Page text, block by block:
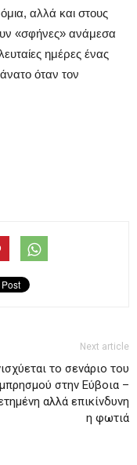
αλλά και στους
«σφήνες» ανάμεσα
ημέρες ένας
όταν τον
Next article
το σενάριο του
στην Εύβοια –
αλλά επικίνδυνη
η φωτιά